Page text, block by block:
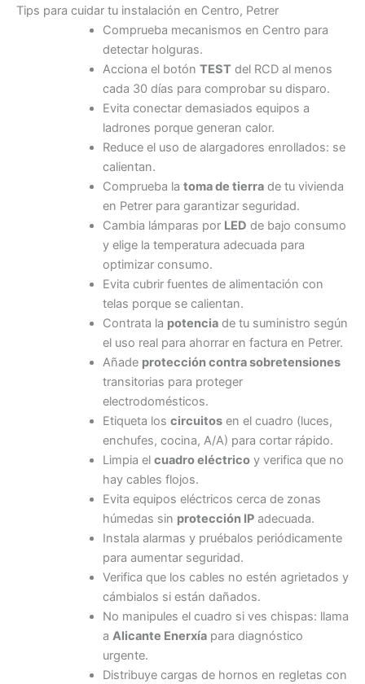
Tips para cuidar tu instalación en Centro, Petrer
Comprueba mecanismos en Centro para
detectar holguras.
Acciona el botón TESTdel RCD al menos
cada 30 días para comprobar su disparo.
Evita conectar demasiados equipos a
ladrones porque generan calor.
Reduce el uso de alargadores enrollados: se
calientan.
Comprueba la toma de tierrade tu vivienda
en Petrer para garantizar seguridad.
Cambia lámparas por LED de bajo consumo
y elige la temperatura adecuada para
optimizar consumo.
Evita cubrir fuentes de alimentación con
telas porque se calientan.
Contrata la potenciade tu suministro según
el uso real para ahorrar en factura en Petrer.
Añade protección contra sobretensiones
transitorias para proteger
electrodomésticos.
Etiqueta los circuitosen el cuadro (luces,
enchufes, cocina, A/A) para cortar rápido.
Limpia el cuadro eléctricoy verifica que no
hay cables flojos.
Evita equipos eléctricos cerca de zonas
húmedas sin protección IPadecuada.
Instala alarmas y pruébalos periódicamente
para aumentar seguridad.
Verifica que los cables no estén agrietados y
cámbialos si están dañados.
No manipules el cuadro si ves chispas: llama
a Alicante Enerxíapara diagnóstico
urgente.
Distribuye cargas de hornos en regletas con